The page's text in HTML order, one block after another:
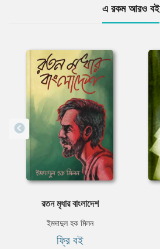
এ রকম আরও বই
রতন মৃধার বাংলাদেশ
ইমদাদুল হক মিলন
ফ্রি বই